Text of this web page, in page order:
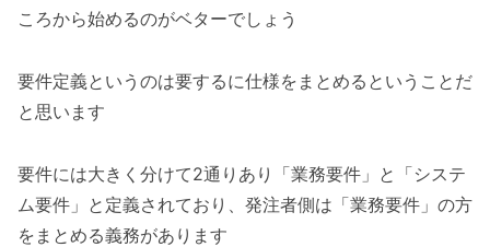
ころから始めるのがベターでしょう
要件定義というのは要するに仕様をまとめるということだ
と思います
要件には大きく分けて2通りあり「業務要件」と「システ
ム要件」と定義されており、発注者側は「業務要件」の方
をまとめる義務があります